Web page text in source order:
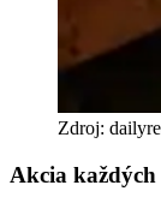
Zdroj:
Akcia